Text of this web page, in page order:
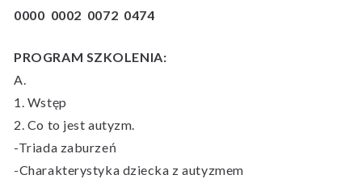
0000 0002 0072 0474
PROGRAM SZKOLENIA:
A.
1. Wstęp
2. Co to jest autyzm.
-Triada zaburzeń
-Charakterystyka dziecka z autyzmem